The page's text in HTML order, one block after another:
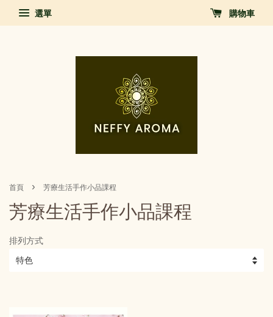
選單 購物車
首頁 › 芳療生活手作小品課程
芳療生活手作小品課程
排列方式